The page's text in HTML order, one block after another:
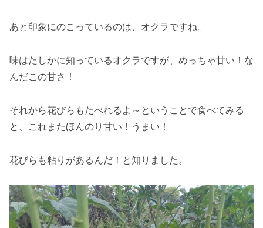
あと印象にのこっているのは、オクラですね。
味はたしかに知っているオクラですが、めっちゃ甘い！な
んだこの甘さ！
それから花びらもたべれるよ～ということで食べてみる
と、これまたほんのり甘い！うまい！
花びらも粘りがあるんだ！と知りました。